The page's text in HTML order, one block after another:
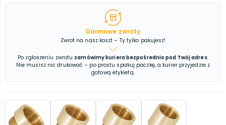
Darmowe zwroty
Zwrot na nasz koszt – Ty tylko pakujesz!
Po zgłoszeniu zwrotu zamówimy kuriera bezpośrednio pod Twój adres.
Nie musisz nic drukować – po prostu spakuj paczkę, a kurier przyjedzie z
gotową etykietą.